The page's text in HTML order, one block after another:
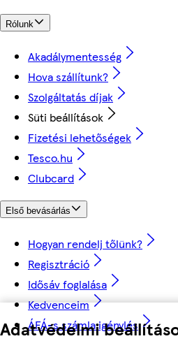
Adatvédelmi
Rólunk
Akadálymentesség
Hova szállítunk?
Szolgáltatás díjak
Süti beállítások
Fizetési lehetőségek
Tesco.hu
Clubcard
Első bevásárlás
Hogyan rendelj tőlünk?
Regisztráció
Idősáv foglalása
Kedvenceim
ÁFÁ-s számla igénylés